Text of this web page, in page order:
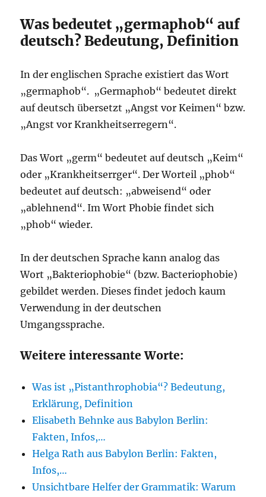
Was bedeutet „germaphob“ auf
deutsch? Bedeutung, Definition
In der englischen Sprache existiert das Wort
„germaphob“. „Germaphob“ bedeutet direkt
auf deutsch übersetzt „Angst vor Keimen“ bzw.
„Angst vor Krankheitserregern“.
Das Wort „germ“ bedeutet auf deutsch „Keim“
oder „Krankheitserrger“. Der Worteil „phob“
bedeutet auf deutsch: „abweisend“ oder
„ablehnend“. Im Wort Phobie findet sich
„phob“ wieder.
In der deutschen Sprache kann analog das
Wort „Bakteriophobie“ (bzw. Bacteriophobie)
gebildet werden. Dieses findet jedoch kaum
Verwendung in der deutschen
Umgangssprache.
Weitere interessante Worte:
Was ist „Pistanthrophobia“? Bedeutung,
Erklärung, Definition
Elisabeth Behnke aus Babylon Berlin:
Fakten, Infos,…
Helga Rath aus Babylon Berlin: Fakten,
Infos,…
Unsichtbare Helfer der Grammatik: Warum